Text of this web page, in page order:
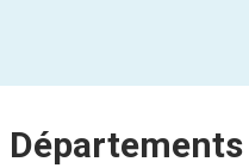
Départements